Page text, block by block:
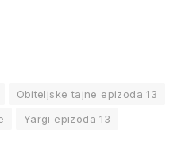
Obiteljske tajne epizoda 13
Yargi epizoda 13